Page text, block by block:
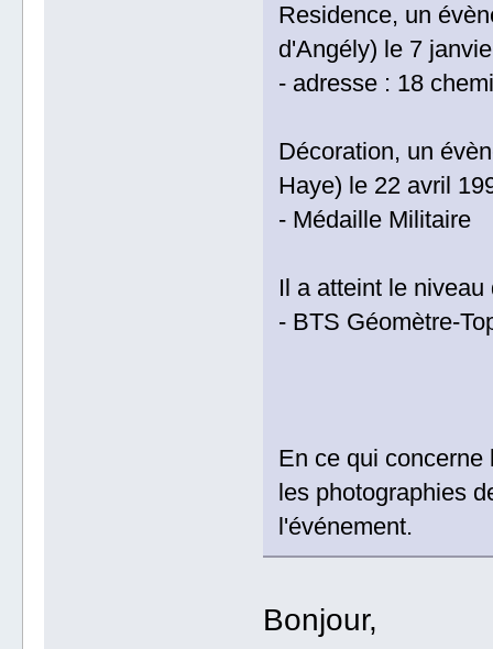
Residence, un
d'Angély) le 7
- adresse : 18
Décoration, un
Haye) le 22 avril
- Médaille Militaire
Il a atteint le
- BTS Géomètre-
En ce qui
les photographies
l'événement.
Bonjour,